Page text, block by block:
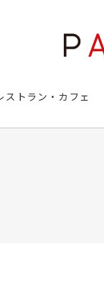
ストラン・カフェ